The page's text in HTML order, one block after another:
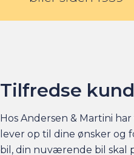
Tilfredse
Hos Andersen & Martini
lever op til dine ønsker
bil, din nuværende bil skal